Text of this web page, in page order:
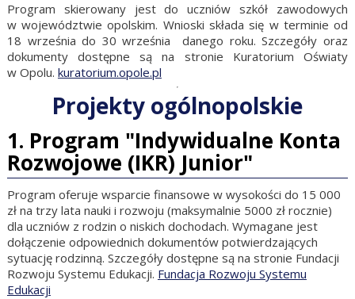
Program skierowany jest do uczniów szkół zawodowych
w województwie opolskim. Wnioski składa się w terminie od
18 września do 30 września danego roku. Szczegóły oraz
dokumenty dostępne są na stronie Kuratorium Oświaty
w Opolu. kuratorium.opole.pl
Projekty ogólnopolskie
1. Program "Indywidualne Konta
Rozwojowe (IKR) Junior"
Program oferuje wsparcie finansowe w wysokości do 15 000
zł na trzy lata nauki i rozwoju (maksymalnie 5000 zł rocznie)
dla uczniów z rodzin o niskich dochodach. Wymagane jest
dołączenie odpowiednich dokumentów potwierdzających
sytuację rodzinną. Szczegóły dostępne są na stronie Fundacji
Rozwoju Systemu Edukacji. Fundacja Rozwoju Systemu
Edukacji